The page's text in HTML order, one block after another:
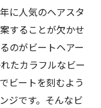
に人気のヘアスタ
することが欠かせ
のがビートヘアー
たカラフルなビー
ビートを刻むよう
ジです。そんなビ